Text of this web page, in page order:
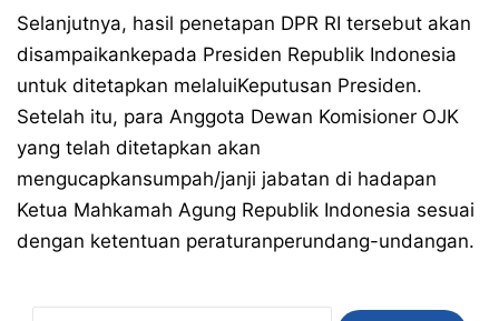
Selanjutnya, hasil penetapan DPR RI tersebut akan
disampaikankepada Presiden Republik Indonesia
untuk ditetapkan melaluiKeputusan Presiden.
Setelah itu, para Anggota Dewan Komisioner OJK
yang telah ditetapkan akan
mengucapkansumpah/janji jabatan di hadapan
Ketua Mahkamah Agung Republik Indonesia sesuai
dengan ketentuan peraturanperundang-undangan.